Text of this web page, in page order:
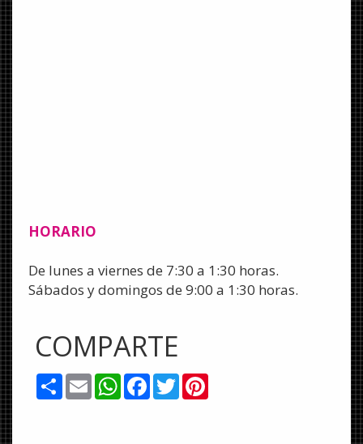
HORARIO
De lunes a viernes de 7:30 a 1:30 horas.
Sábados y domingos de 9:00 a 1:30 horas.
COMPARTE
ShareEmailWhatsApp
Facebook
Twitter